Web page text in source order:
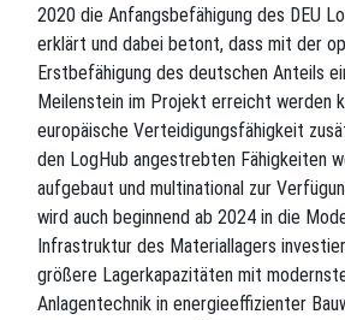
2020 die Anfangsbefähigung des DEU
erklärt und dabei betont, dass mit der
Erstbefähigung des deutschen Anteils
Meilenstein im Projekt erreicht werden
europäische Verteidigungsfähigkeit
den LogHub angestrebten Fähigkeiten
aufgebaut und multinational zur
wird auch beginnend ab 2024 in die
Infrastruktur des Materiallagers
größere Lagerkapazitäten mit
Anlagentechnik in energieeffizienter